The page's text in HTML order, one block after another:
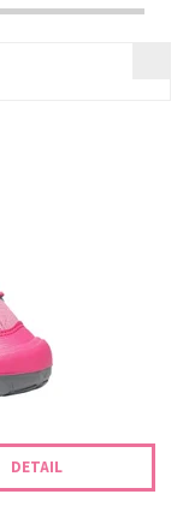
Široký
Přijďte s
DETAIL